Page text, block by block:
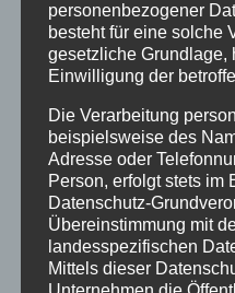
Traveller Review
Urlaub
Veranstaltungstipp
Wintersport
Bei uns…
personenbezogener
besteht für eine solche
gesetzliche Grundlage,
Einwilligung der
Die Verarbeitung
beispielsweise des
Adresse oder
Person, erfolgt stets im
Datenschutz-
Übereinstimmung mit
landesspezifischen
Mittels dieser